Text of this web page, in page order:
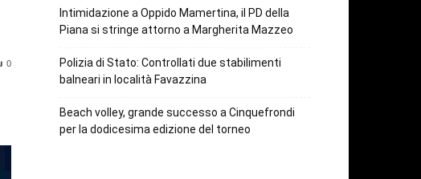
0
Intimidazione a Oppido Mamertina, il PD della
Piana si stringe attorno a Margherita Mazzeo
Polizia di Stato: Controllati due stabilimenti
balneari in località Favazzina
Beach volley, grande successo a Cinquefrondi
per la dodicesima edizione del torneo